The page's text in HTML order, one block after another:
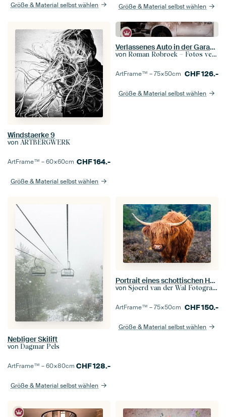
Größe & Material selbst wählen Größe & Material selbst wählen
Windstaerke 9
von ARTBERGWERK
ArtFrame™ –60×60cm CHF164.-
Größe & Material selbst wählen
Verlassenes Auto in der Garage.
von Roman Robroek – Fotos verlassener Gebäude
ArtFrame™ –75×50cm CHF126.-
Größe & Material selbst wählen
Nebliger Skilift
von Dagmar Pels
ArtFrame™ –60×80cm CHF128.-
Größe & Material selbst wählen
Portrait eines schottischen Hochlandviehs
von Sjoerd van der Wal Fotografie
ArtFrame™ –75×50cm CHF150.-
Größe & Material selbst wählen